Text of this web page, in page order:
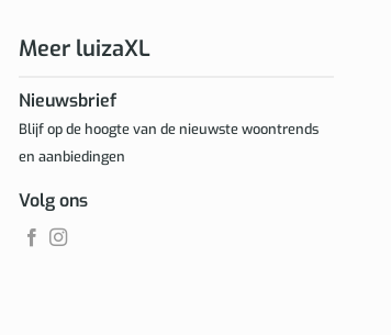
Meer luizaXL
Nieuwsbrief
Blijf op de hoogte van de nieuwste woontrends
en aanbiedingen
Volg ons